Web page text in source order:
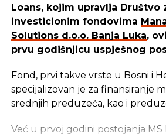
Cilj u Management Solutions -u
budemo pouzdan partner onima
razvijaju i unaprjeđuju našu
nastavljaju istim putem — jer
njihove ideje, ulažu u budućnost
zaključuju uManagement
Loans, kojim upravlja Društvo
investicionim fondovima
Solutions d.o.o. Banja Luka,
prvu godišnjicu uspješnog
Fond, prvi takve vrste u Bosni i
specijalizovan je za finansiranje
srednjih preduzeća, kao i
Već u prvoj godini postojanja MS